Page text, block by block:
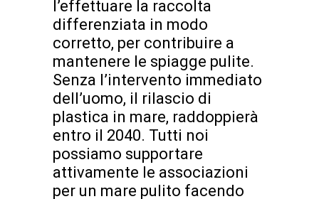
l’effettuare la raccolta
differenziata in modo
corretto, per contribuire a
mantenere le spiagge pulite.
Senza l’intervento immediato
dell’uomo, il rilascio di
plastica in mare, raddoppierà
entro il 2040. Tutti noi
possiamo supportare
attivamente le associazioni
per un mare pulito facendo